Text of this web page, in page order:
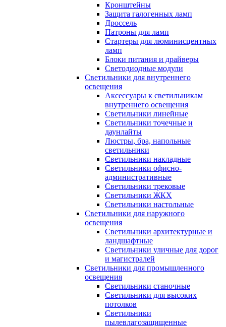
Кронштейны
Защита галогенных ламп
Дроссель
Патроны для ламп
Стартеры для люминисцентных
ламп
Блоки питания и драйверы
Светодиодные модули
Светильники для внутреннего
освещения
Аксессуары к светильникам
внутреннего освещения
Светильники линейные
Светильники точечные и
даунлайты
Люстры, бра, напольные
светильники
Светильники накладные
Светильники офисно-
административные
Светильники трековые
Светильники ЖКХ
Светильники настольные
Светильники для наружного
освещения
Светильники архитектурные и
ландшафтные
Светильники уличные для дорог
и магистралей
Светильники для промышленного
освещения
Светильники станочные
Светильники для высоких
потолков
Светильники
пылевлагозащищенные